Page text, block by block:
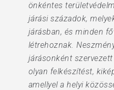
önkéntes
járási századok,
járásban, és minden
létrehoznak.
járásonként
olyan felkészítést,
amellyel a helyi